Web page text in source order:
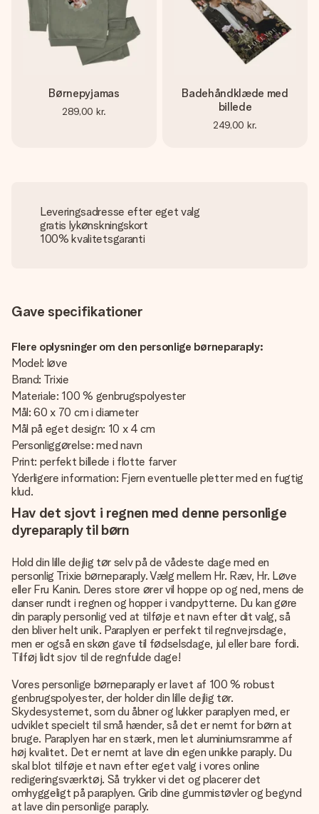
Børnepyjamas
289,00 kr.
Badehåndklæde med
billede
249,00 kr.
Leveringsadresse efter eget valg
gratis lykønskningskort
100% kvalitetsgaranti
Gave specifikationer
Flere oplysninger om den personlige børneparaply:
Model: løve
Brand: Trixie
Materiale: 100 % genbrugspolyester
Mål: 60 x 70 cm i diameter
Mål på eget design: 10 x 4 cm
Personliggørelse: med navn
Print: perfekt billede i flotte farver
Yderligere information: Fjern eventuelle pletter med en fugtig
klud.
Hav det sjovt i regnen med denne personlige
dyreparaply til børn
Hold din lille dejlig tør selv på de vådeste dage med en
personlig Trixie børneparaply. Vælg mellem Hr. Ræv, Hr. Løve
eller Fru Kanin. Deres store ører vil hoppe op og ned, mens de
danser rundt i regnen og hopper i vandpytterne. Du kan gøre
din paraply personlig ved at tilføje et navn efter dit valg, så
den bliver helt unik. Paraplyen er perfekt til regnvejrsdage,
men er også en skøn gave til fødselsdage, jul eller bare fordi.
Tilføj lidt sjov til de regnfulde dage!
Vores personlige børneparaply er lavet af 100 % robust
genbrugspolyester, der holder din lille dejlig tør.
Skydesystemet, som du åbner og lukker paraplyen med, er
udviklet specielt til små hænder, så det er nemt for børn at
bruge. Paraplyen har en stærk, men let aluminiumsramme af
høj kvalitet. Det er nemt at lave din egen unikke paraply. Du
skal blot tilføje et navn efter eget valg i vores online
redigeringsværktøj. Så trykker vi det og placerer det
omhyggeligt på paraplyen. Grib dine gummistøvler og begynd
at lave din personlige paraply.